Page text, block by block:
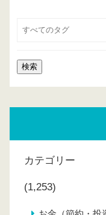
カテゴリー
(1,253)